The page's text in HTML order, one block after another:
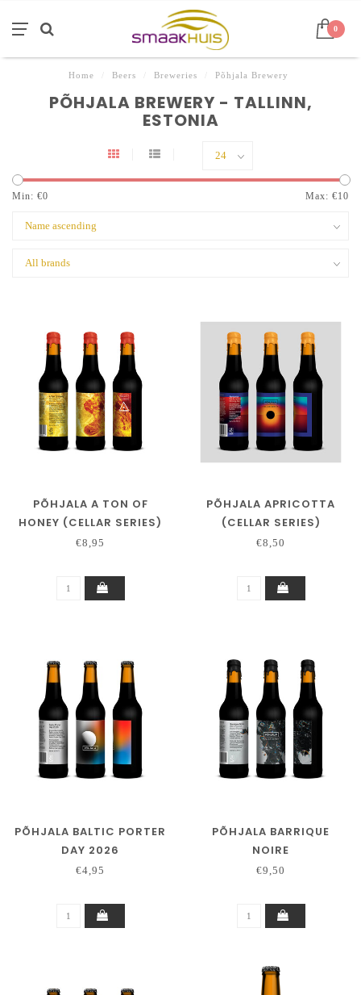
0
Home Beers Breweries Põhjala Brewery
PÕHJALA BREWERY - TALLINN,
ESTONIA
Min: €0 Max: €10
PÕHJALA A TON OF
HONEY (CELLAR SERIES)
€8,95
PÕHJALA APRICOTTA
(CELLAR SERIES)
€8,50
PÕHJALA BALTIC PORTER
DAY 2026
€4,95
PÕHJALA BARRIQUE
NOIRE
€9,50